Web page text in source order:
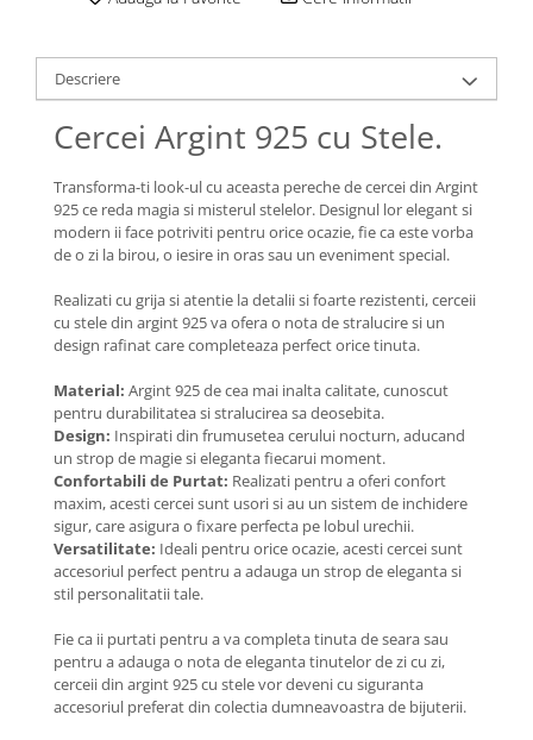
Lănțișoare cu Semilună
Lănțișoare cu Animale
Lănțișoare cu Molecule
Lănțișoare cu Pietre Naturale
Lănțișoare Argint Diverse
COLIERE CU PERLE
Coliere cu Perle Naturale
Coliere cu Perle Preciosa
COLIERE ȘNUR REGLABIL
Coliere cu Inimioare
Coliere cu Cruce
Coliere cu Stea
Coliere cu Soare
Coliere cu Semilună
Coliere cu Zodii
Coliere cu Flori
Coliere cu Animale
Coliere cu Molecule
Coliere Diverse
BRĂȚĂRI
BRĂȚĂRI CU ȘNUR REGLABIL
Brățări din Aur cu șnur reglabil
Descriere
Cercei Argint 925 cu Stele.
Transforma-ti look-ul cu aceasta pereche de cercei din Argint
925 ce reda magia si misterul stelelor. Designul lor elegant si
modern ii face potriviti pentru orice ocazie, fie ca este vorba
de o zi la birou, o iesire in oras sau un eveniment special.
Realizati cu grija si atentie la detalii si foarte rezistenti, cerceii
cu stele din argint 925 va ofera o nota de stralucire si un
design rafinat care completeaza perfect orice tinuta.
Material: Argint 925 de cea mai inalta calitate, cunoscut
pentru durabilitatea si stralucirea sa deosebita.
Design: Inspirati din frumusetea cerului nocturn, aducand
un strop de magie si eleganta fiecarui moment.
Confortabili de Purtat: Realizati pentru a oferi confort
maxim, acesti cercei sunt usori si au un sistem de inchidere
sigur, care asigura o fixare perfecta pe lobul urechii.
Versatilitate: Ideali pentru orice ocazie, acesti cercei sunt
accesoriul perfect pentru a adauga un strop de eleganta si
stil personalitatii tale.
Fie ca ii purtati pentru a va completa tinuta de seara sau
pentru a adauga o nota de eleganta tinutelor de zi cu zi,
cerceii din argint 925 cu stele vor deveni cu siguranta
accesoriul preferat din colectia dumneavoastra de bijuterii.